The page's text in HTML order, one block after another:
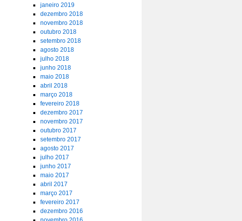
janeiro 2019
dezembro 2018
novembro 2018
outubro 2018
setembro 2018
agosto 2018
julho 2018
junho 2018
maio 2018
abril 2018
março 2018
fevereiro 2018
dezembro 2017
novembro 2017
outubro 2017
setembro 2017
agosto 2017
julho 2017
junho 2017
maio 2017
abril 2017
março 2017
fevereiro 2017
dezembro 2016